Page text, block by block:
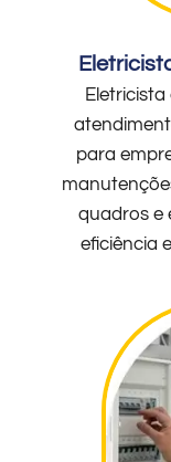
para
quadros e
eficiência